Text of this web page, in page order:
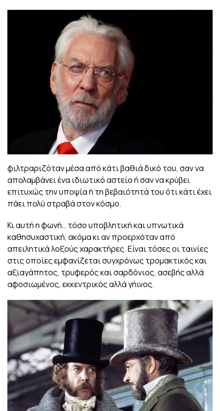
φιλτραριζόταν μέσα από κάτι βαθιά δικό του, σαν να
απολαμβάνει ένα ιδιωτικό αστείο ή σαν να κρύβει
επιτυχώς την υποψία ή τη βεβαιότητά του ότι κάτι έχει
πάει πολύ στραβά στον κόσμο.
Κι αυτή η φωνή… τόσο υποβλητική και υπνωτικά
καθησυχαστική, ακόμα κι αν προερχόταν από
απειλητικά λοξούς χαρακτήρες. Είναι τόσες οι ταινίες
στις οποίες εμφανίζεται συγχρόνως τρομακτικός και
αξιαγάπητος, τρυφερός και σαρδόνιος, ασεβής αλλά
αφοσιωμένος, εκκεντρικός αλλά γήινος.